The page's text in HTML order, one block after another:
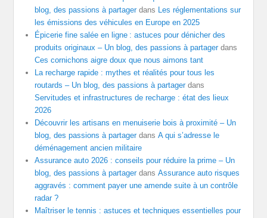
blog, des passions à partagerdans Les réglementations sur
les émissions des véhicules en Europe en 2025
Épicerie fine salée en ligne : astuces pour dénicher des
produits originaux – Un blog, des passions à partagerdans
Ces cornichons aigre doux que nous aimons tant
La recharge rapide : mythes et réalités pour tous les
routards – Un blog, des passions à partagerdans
Servitudes et infrastructures de recharge : état des lieux
2026
Découvrir les artisans en menuiserie bois à proximité – Un
blog, des passions à partagerdansA qui s’adresse le
déménagement ancien militaire
Assurance auto 2026 : conseils pour réduire la prime – Un
blog, des passions à partagerdansAssurance auto risques
aggravés : comment payer une amende suite à un contrôle
radar ?
Maîtriser le tennis : astuces et techniques essentielles pour